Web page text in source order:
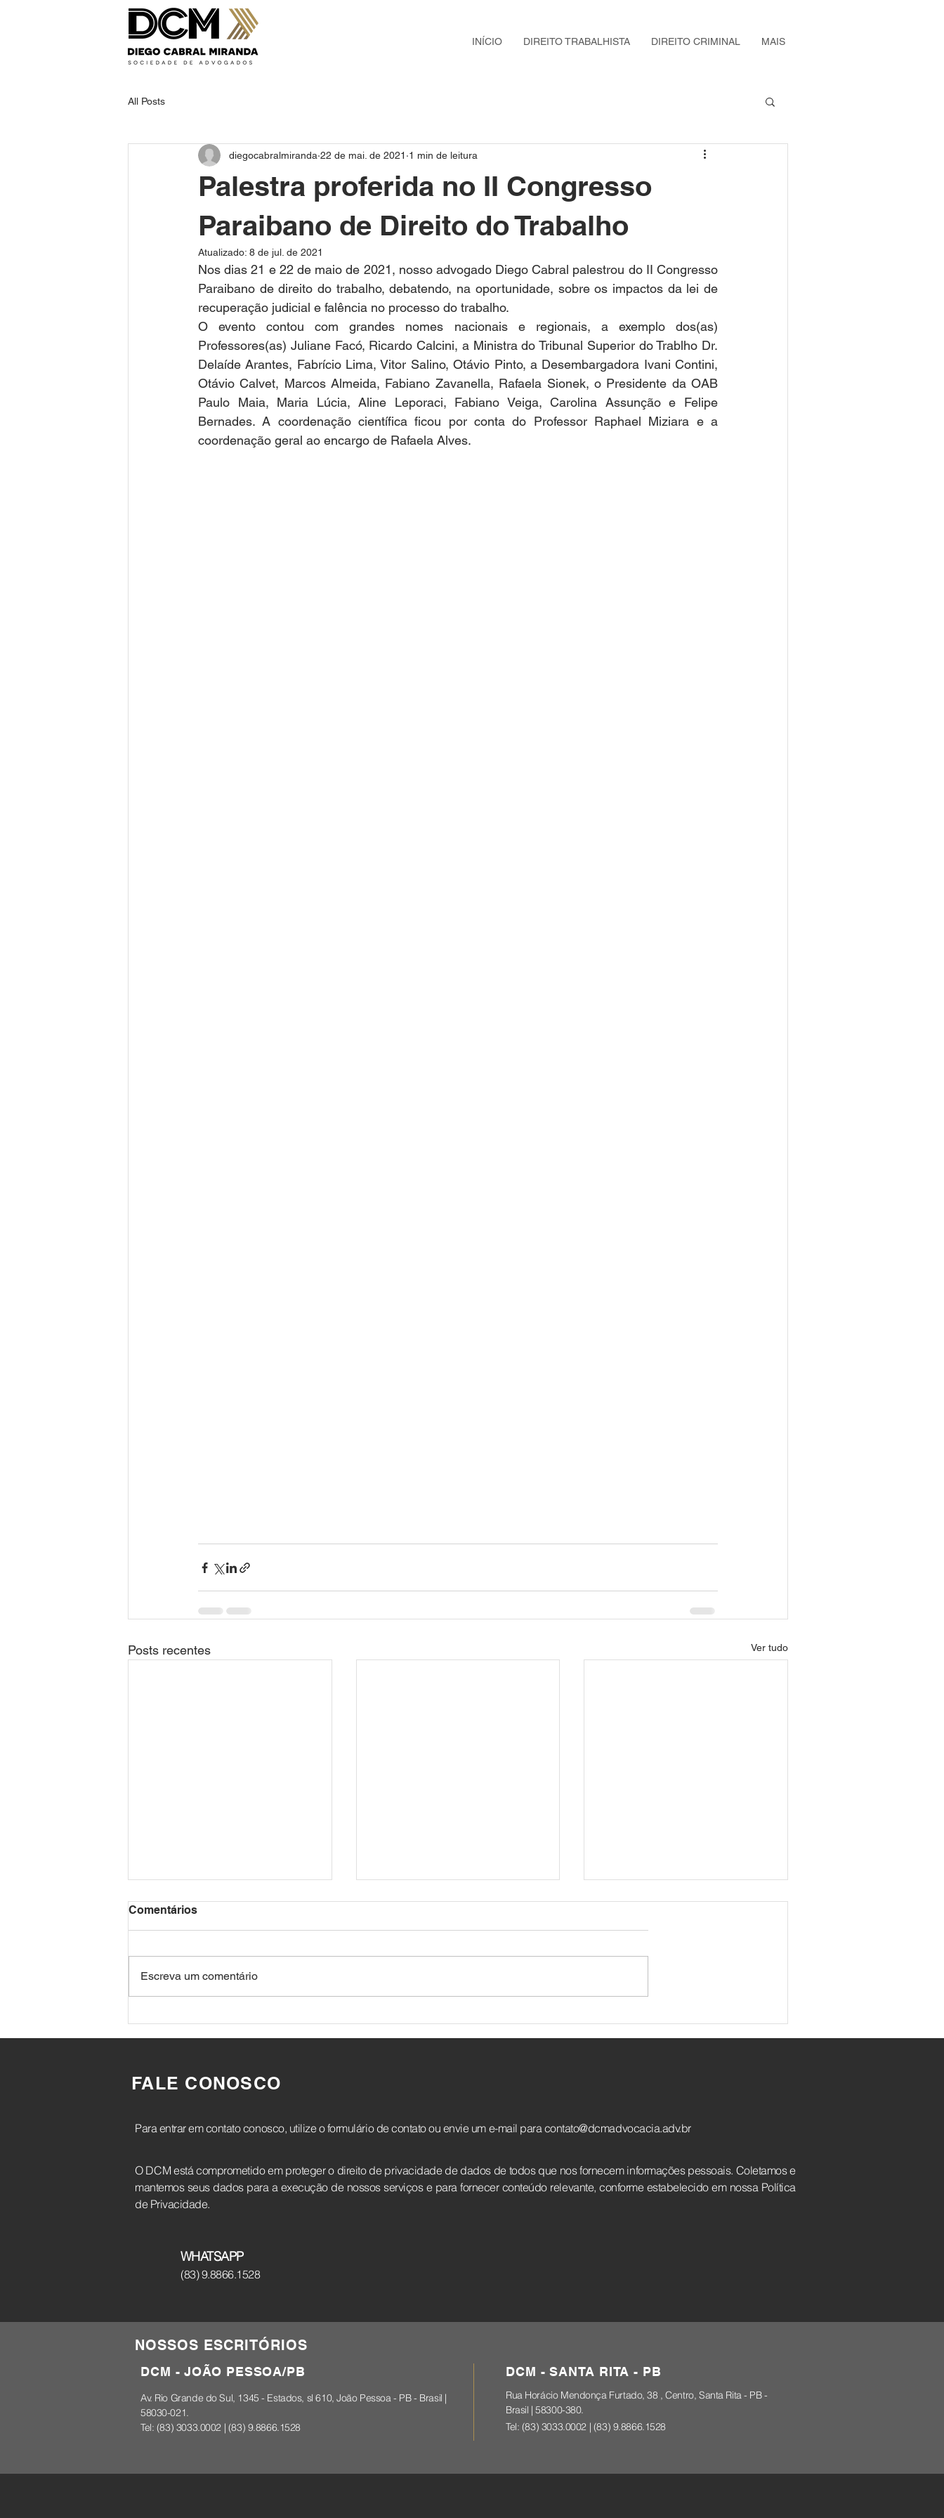
INÍCIO DIREITO TRABALHISTA DIREITO CRIMINAL MAIS
All Posts
Palestra proferida no II Congresso
Paraibano de Direito do Trabalho
diegocabralmiranda 22 de mai. de 2021 1 min de leitura
Atualizado: 8 de jul. de 2021
Nos dias 21 e 22 de maio de 2021, nosso advogado Diego Cabral palestrou do II Congresso
Paraibano de direito do trabalho, debatendo, na oportunidade, sobre os impactos da lei de
recuperação judicial e falência no processo do trabalho.
O evento contou com grandes nomes nacionais e regionais, a exemplo dos(as)
Professores(as) Juliane Facó, Ricardo Calcini, a Ministra do Tribunal Superior do Trablho Dr.
Delaíde Arantes, Fabrício Lima, Vitor Salino, Otávio Pinto, a Desembargadora Ivani Contini,
Otávio Calvet, Marcos Almeida, Fabiano Zavanella, Rafaela Sionek, o Presidente da OAB
Paulo Maia, Maria Lúcia, Aline Leporaci, Fabiano Veiga, Carolina Assunção e Felipe
Bernades. A coordenação científica ficou por conta do Professor Raphael Miziara e a
coordenação geral ao encargo de Rafaela Alves.
Posts recentes Ver tudo
Comentários
Escreva um comentário
FALE CONOSCO
Para entrar em contato conosco, utilize o formulário de contato ou envie um e-mail para contato@dcmadvocacia.adv.br
O DCM está comprometido em proteger o direito de privacidade de dados de todos que nos fornecem informações pessoais. Coletamos e
mantemos seus dados para a execução de nossos serviços e para fornecer conteúdo relevante, conforme estabelecido em nossa Política
de Privacidade.
WHATSAPP
(83) 9.8866.1528
NOSSOS ESCRITÓRIOS
DCM - JOÃO PESSOA/PB
Av. Rio Grande do Sul, 1345 - Estados, sl 610, João Pessoa - PB - Brasil |
58030-021.
Tel: (83) 3033.0002 | (83) 9.8866.1528
DCM - SANTA RITA - PB
Rua Horácio Mendonça Furtado, 38 , Centro, Santa Rita - PB -
Brasil | 58300-380.
Tel: (83) 3033.0002 | (83) 9.8866.1528